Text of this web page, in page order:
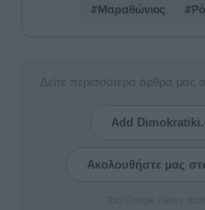
#Μαραθώνιος
Δείτε περισσότερα άρθρα μας
Add
Ακολουθήστε μας